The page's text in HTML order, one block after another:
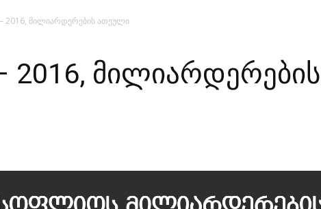
2016, მილიარდერების ათეული
2016,